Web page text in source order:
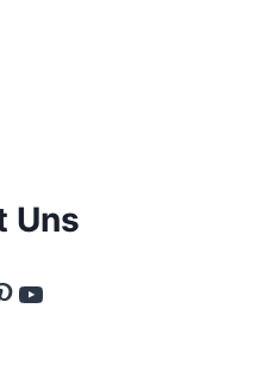
Uns
YouTube